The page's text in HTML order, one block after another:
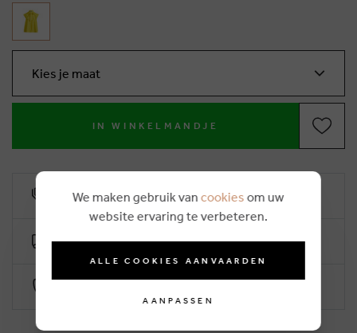
Kies je maat
IN WINKELMANDJE
10% klantenkorting
Gratis levering vanaf €50 (2-4 werkdagen)
We maken gebruik van cookies om uw
website ervaring te verbeteren.
ALLE COOKIES AANVAARDEN
AANPASSEN